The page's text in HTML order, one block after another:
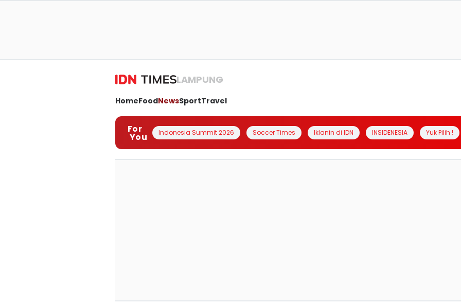
LAMPUNG
HomeFoodNewsSportTravel
For
You Indonesia Summit 2026 Soccer Times Iklanin di IDN INSIDENESIA Yuk Pilih !